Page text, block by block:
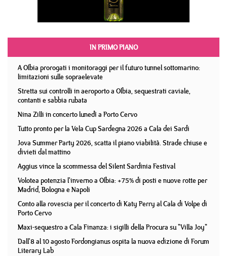
IN PRIMO PIANO
A Olbia prorogati i monitoraggi per il futuro tunnel sottomarino:
limitazioni sulle sopraelevate
Stretta sui controlli in aeroporto a Olbia, sequestrati caviale,
contanti e sabbia rubata
Nina Zilli in concerto lunedì a Porto Cervo
Tutto pronto per la Vela Cup Sardegna 2026 a Cala dei Sardi
Jova Summer Party 2026, scatta il piano viabilità. Strade chiuse e
divieti dal mattino
Aggius vince la scommessa del Silent Sardinia Festival
Volotea potenzia l'inverno a Olbia: +75% di posti e nuove rotte per
Madrid, Bologna e Napoli
Conto alla rovescia per il concerto di Katy Perry al Cala di Volpe di
Porto Cervo
Maxi-sequestro a Cala Finanza: i sigilli della Procura su "Villa Joy"
Dall'8 al 10 agosto Fordongianus ospita la nuova edizione di Forum
Literary Lab